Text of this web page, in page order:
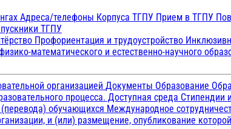
Адреса/телефоны Корпуса ТГПУ Прием в ТГПУ
ТГПУ
Профориентация и трудоустройство
математического и естественно-научного
организацией Документы Образование
процесса. Доступная среда Стипендии
обучающихся Международное
и (или) размещение, опубликование